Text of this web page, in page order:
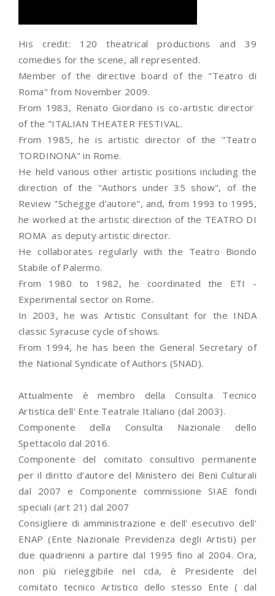
His credit: 120 theatrical productions and 39
comedies for the scene, all represented.
Member of the directive board of the "Teatro di
Roma" from November 2009.
From 1983, Renato Giordano is co-artistic director
of the "ITALIAN THEATER FESTIVAL.
From 1985, he is artistic director of the "Teatro
TORDINONA" in Rome.
He held various other artistic positions including the
direction of the "Authors under 35 show", of the
Review "Schegge d'autore", and, from 1993 to 1995,
he worked at the artistic direction of the TEATRO DI
ROMA as deputy artistic director.
He collaborates regularly with the Teatro Biondo
Stabile of Palermo.
From 1980 to 1982, he coordinated the ETI -
Experimental sector on Rome.
In 2003, he was Artistic Consultant for the INDA
classic Syracuse cycle of shows.
From 1994, he has been the General Secretary of
the National Syndicate of Authors (SNAD).
Attualmente è membro della Consulta Tecnico
Artistica dell' Ente Teatrale Italiano (dal 2003).
Componente della Consulta Nazionale dello
Spettacolo dal 2016.
Componente del comitato consultivo permanente
per il diritto d’autore del Ministero dei Beni Culturali
dal 2007 e Componente commissione SIAE fondi
speciali (art 21) dal 2007
Consigliere di amministrazione e dell' esecutivo dell'
ENAP (Ente Nazionale Previdenza degli Artisti) per
due quadrienni a partire dal 1995 fino al 2004. Ora,
non più rieleggibile nel cda, è Presidente del
comitato tecnico Artistico dello stesso Ente ( dal